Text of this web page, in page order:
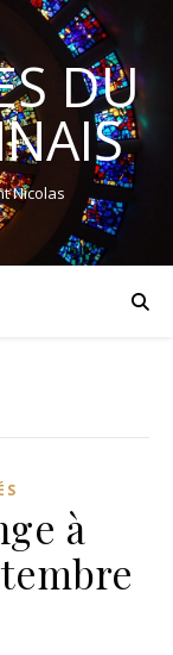
DU
Nicolas
à